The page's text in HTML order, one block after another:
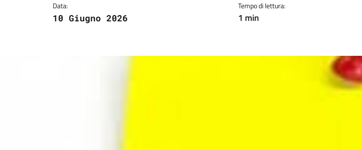
Data:
10 Giugno 2026
Tempo di lettura:
1 min